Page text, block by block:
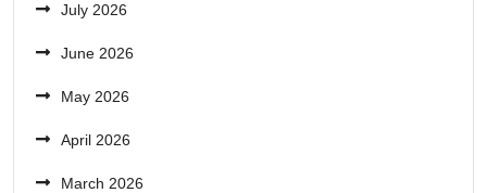
July 2026
June 2026
May 2026
April 2026
March 2026